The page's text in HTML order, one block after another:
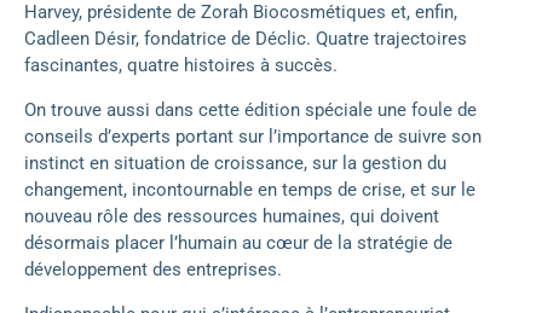
Harvey, présidente de Zorah Biocosmétiques et, enfin,
Cadleen Désir, fondatrice de Déclic. Quatre trajectoires
fascinantes, quatre histoires à succès.
On trouve aussi dans cette édition spéciale une foule de
conseils d’experts portant sur l’importance de suivre son
instinct en situation de croissance, sur la gestion du
changement, incontournable en temps de crise, et sur le
nouveau rôle des ressources humaines, qui doivent
désormais placer l’humain au cœur de la stratégie de
développement des entreprises.